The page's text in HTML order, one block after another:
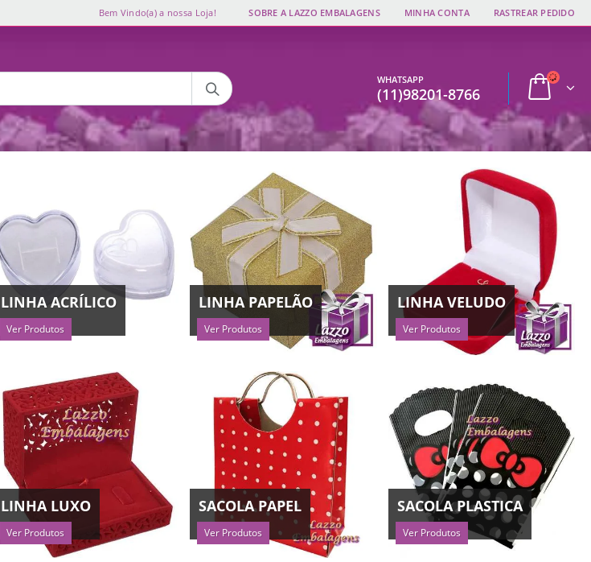
Bem Vindo(a) a nossa Loja! SOBRE A LAZZO EMBALAGENS MINHA CONTA RASTREAR PEDIDO
WHATSAPP
(11)98201-8766
LINHA ACRÍLICO
Ver Produtos
LINHA PAPELÃO
Ver Produtos
LINHA VELUDO
Ver Produtos
LINHA LUXO
Ver Produtos
SACOLA PAPEL
Ver Produtos
SACOLA PLASTICA
Ver Produtos